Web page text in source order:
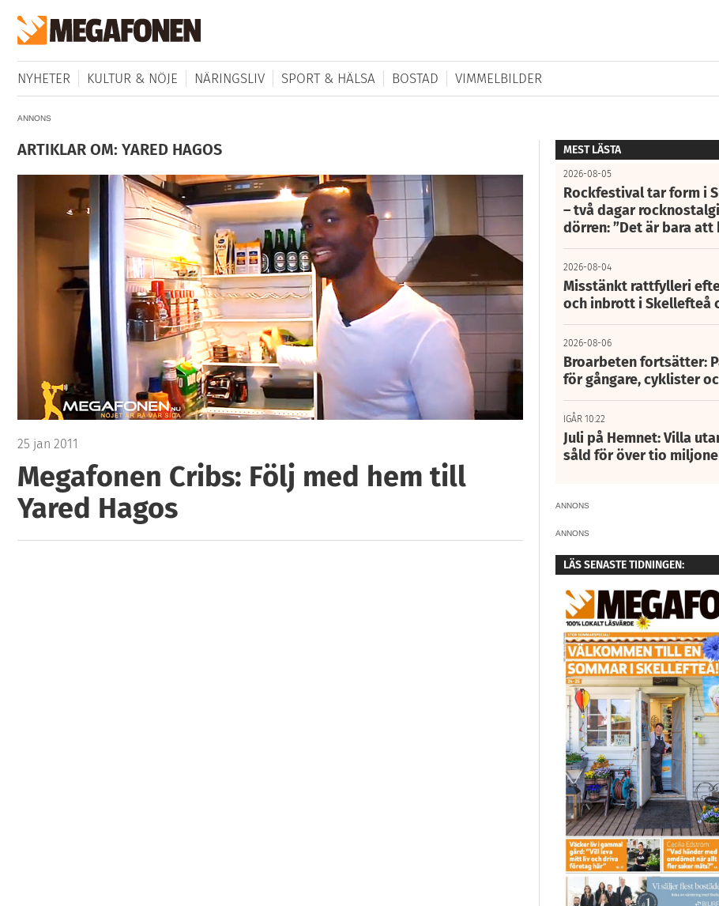
NYHETER KULTUR & NÖJE NÄRINGSLIV SPORT & HÄLSA BOSTAD VIMMELBILDER
ANNONS
ARTIKLAR OM: YARED HAGOS
25 jan 2011
Megafonen Cribs: Följ med hem till
Yared Hagos
MEST LÄSTA
2026-08-05
Rockfestival tar form i
– två dagar
dörren: ”Det är bara att
2026-08-04
Misstänkt rattfylleri
och inbrott i Skellefteå
2026-08-06
Broarbeten fortsätter:
för gångare, cyklister
IGÅR 10:22
Juli på Hemnet: Villa
såld för över tio
ANNONS
ANNONS
LÄS SENASTE TIDNINGEN: